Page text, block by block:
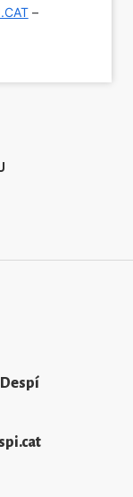
–